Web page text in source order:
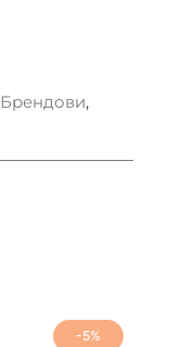
Брендови,
-5%